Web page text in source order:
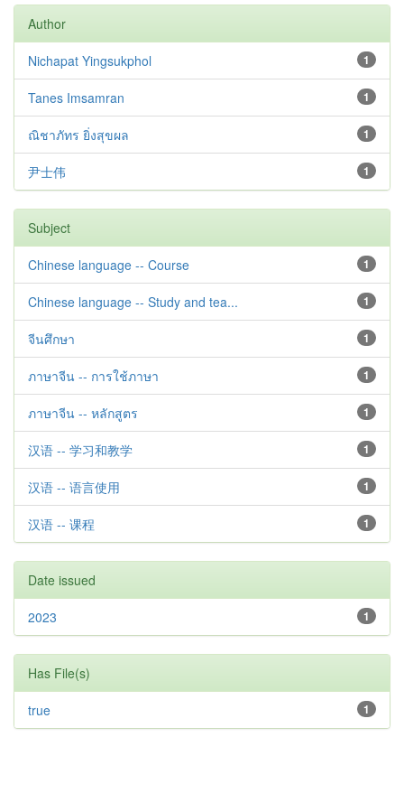
Author
1
Nichapat Yingsukphol
1
Tanes Imsamran
1
ณิชาภัทร ยิ่งสุขผล
1
尹士伟
Subject
1
Chinese language -- Course
1
Chinese language -- Study and tea...
1
จีนศึกษา
1
ภาษาจีน -- การใช้ภาษา
1
ภาษาจีน -- หลักสูตร
1
汉语 -- 学习和教学
1
汉语 -- 语言使用
1
汉语 -- 课程
Date issued
1
2023
Has File(s)
1
true